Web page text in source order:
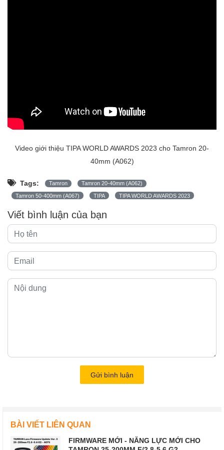
Video giới thiệu TIPA WORLD AWARDS 2023 cho Tamron 20-
40mm (A062)
Tags: Tamron Tamron 20-40mm (A062)
Tamron 50-400mm (A067) TIPA TIPA WORLD AWARDS 2023
Viết bình luận của bạn
Gửi bình luận
BÀI VIẾT LIÊN QUAN
FIRMWARE MỚI - NĂNG LỰC MỚI CHO